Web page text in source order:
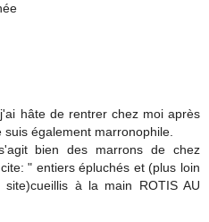
hâte de rentrer chez moi après
également marronophile.
bien des marrons de chez
" entiers épluchés et (plus loin
à la main ROTIS AU